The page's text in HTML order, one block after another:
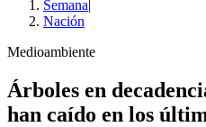
Semana|
Nación
Medioambiente
Árboles en
han caído en los